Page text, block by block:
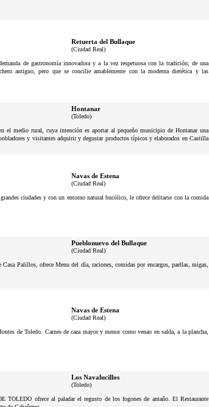
Retuerta del Bullaque
(Ciudad Real)
de gastronomía innovadora y a la vez respetuosa con la tradición; de una
antiguo, pero que se concilie amablemente con la moderna dietética y las
Hontanar
(Toledo)
el medio rural, cuya intención es aportar al pequeño municipio de Hontanar una
y visitantes adquirir y degustar productos típicos y elaborados en Castilla
Navas de Estena
(Ciudad Real)
ciudades y con un entorno natural bucólico, le ofrece delitarse con la comida
Pueblonuevo del Bullaque
(Ciudad Real)
Palillos, ofrece Menu del día, raciones, comidas por encargos, paellas, migas,
Navas de Estena
(Ciudad Real)
de Toledo. Carnes de caza mayor y menor como venao en salda, a la plancha,
Los Navalucillos
(Toledo)
ofrece al paladar el regusto de los fogones de antaño. El Restaurante